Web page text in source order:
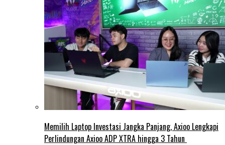
Memilih Laptop Investasi Jangka Panjang, Axioo Lengkapi
Perlindungan Axioo ADP XTRA hingga 3 Tahun